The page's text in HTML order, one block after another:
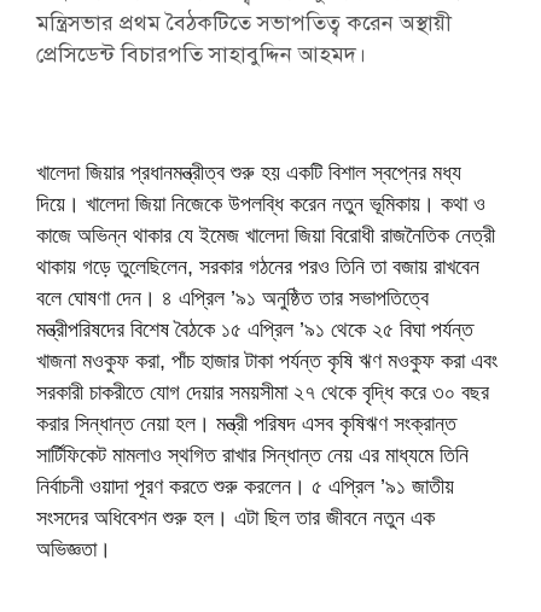
মন্ত্রিসভার প্রথম বৈঠকটিতে সভাপতিত্ব করেন অস্থায়ী
প্রেসিডেন্ট বিচারপতি সাহাবুদ্দিন আহমদ।
খালেদা জিয়ার প্রধানমন্ত্রীত্ব শুরু হয় একটি বিশাল স্বপ্নের মধ্য
দিয়ে। খালেদা জিয়া নিজেকে উপলব্ধি করেন নতুন ভূমিকায়। কথা ও
কাজে অভিন্ন থাকার যে ইমেজ খালেদা জিয়া বিরোধী রাজনৈতিক নেত্রী
থাকায় গড়ে তুলেছিলেন, সরকার গঠনের পরও তিনি তা বজায় রাখবেন
বলে ঘোষণা দেন। ৪ এপ্রিল ’৯১ অনুষ্ঠিত তার সভাপতিত্বে
মন্ত্রীপরিষদের বিশেষ বৈঠকে ১৫ এপ্রিল ’৯১ থেকে ২৫ বিঘা পর্যন্ত
খাজনা মওকুফ করা, পাঁচ হাজার টাকা পর্যন্ত কৃষি ঋণ মওকুফ করা এবং
সরকারী চাকরীতে যোগ দেয়ার সময়সীমা ২৭ থেকে বৃদ্ধি করে ৩০ বছর
করার সিন্ধান্ত নেয়া হল। মন্ত্রী পরিষদ এসব কৃষিঋণ সংক্রান্ত
সার্টিফিকেট মামলাও স্থগিত রাখার সিন্ধান্ত নেয় এর মাধ্যমে তিনি
নির্বাচনী ওয়াদা পূরণ করতে শুরু করলেন। ৫ এপ্রিল ’৯১ জাতীয়
সংসদের অধিবেশন শুরু হল। এটা ছিল তার জীবনে নতুন এক
অভিজ্ঞতা।